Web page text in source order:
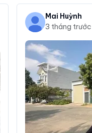
Mai Huỳnh
3 tháng trước